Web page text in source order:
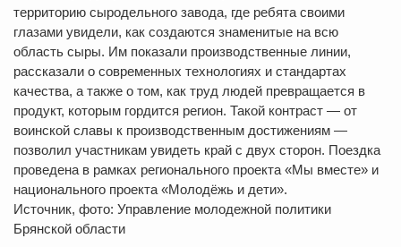
территорию сыродельного завода, где ребята своими
глазами увидели, как создаются знаменитые на всю
область сыры. Им показали производственные линии,
рассказали о современных технологиях и стандартах
качества, а также о том, как труд людей превращается в
продукт, которым гордится регион. Такой контраст — от
воинской славы к производственным достижениям —
позволил участникам увидеть край с двух сторон. Поездка
проведена в рамках регионального проекта «Мы вместе» и
национального проекта «Молодёжь и дети».
Источник, фото: Управление молодежной политики
Брянской области